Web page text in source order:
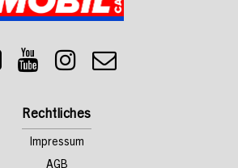
Rechtliches
Impressum
AGB